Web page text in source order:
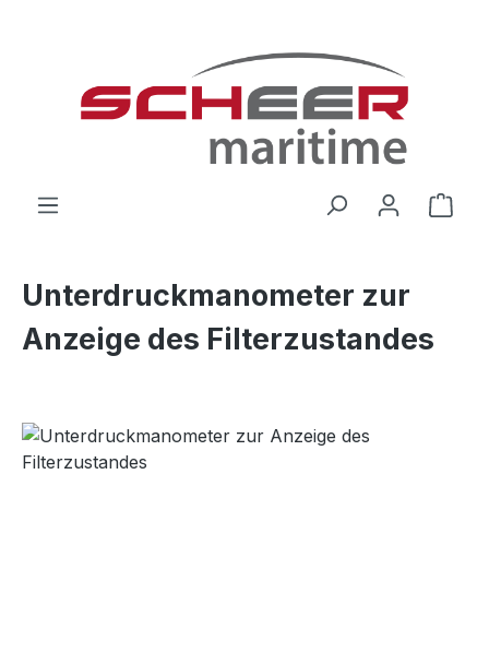
Unterdruckmanometer zur
Anzeige des Filterzustandes
Bildergalerie überspringen